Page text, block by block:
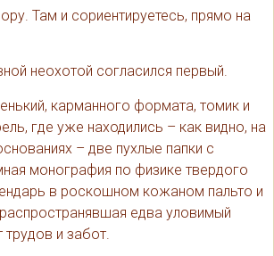
Там и сориентируетесь, прямо на
неохотой согласился первый.
карманного формата, томик и
где уже находились – как видно, на
– две пухлые папки с
монография по физике твердого
в роскошном кожаном пальто и
едва уловимый
и забот.